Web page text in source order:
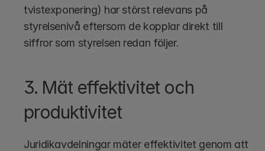
tvistexponering) har störst relevans på
styrelsenivå eftersom de kopplar direkt till
siffror som styrelsen redan följer.
3. Mät effektivitet och
produktivitet
Juridikavdelningar mäter effektivitet genom att